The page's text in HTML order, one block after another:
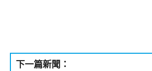
下一篇新聞：